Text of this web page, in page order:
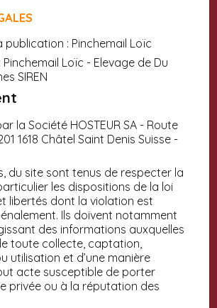
publication : Pinchemail Loïc
Loïc - Elevage de Du
SIREN
la Société HOSTEUR SA - Route
1618 Châtel Saint Denis Suisse -
du site sont tenus de respecter la
les dispositions de la loi
libertés dont la violation est
Ils doivent notamment
des informations auxquelles
toute collecte, captation,
utilisation et d’une manière
acte susceptible de porter
privée ou à la réputation des